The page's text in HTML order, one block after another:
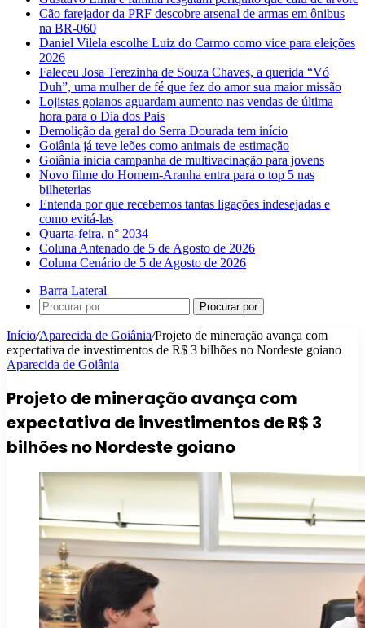
Cão farejador da PRF descobre arsenal de armas em ônibus
na BR-060
Daniel Vilela escolhe Luiz do Carmo como vice para eleições
2026
Faleceu Josa Terezinha de Souza Chaves, a querida “Vó
Duh”, uma mulher de fé que fez do amor sua maior missão
Lojistas goianos aguardam aumento nas vendas de última
hora para o Dia dos Pais
Demolição da geral do Serra Dourada tem início
Goiânia já teve leões como animais de estimação
Goiânia inicia campanha de multivacinação para jovens
Novo filme do Homem-Aranha entra para o top 5 nas
bilheterias
Entenda por que recebemos tantas ligações indesejadas e
como evitá-las
Quarta-feira, n° 2034
Coluna Antenado de 5 de Agosto de 2026
Coluna Cenário de 5 de Agosto de 2026
Barra Lateral
Procurar por
Início/Aparecida de Goiânia/Projeto de mineração avança com
expectativa de investimentos de R$ 3 bilhões no Nordeste goiano
Aparecida de Goiânia
Projeto de mineração avança com
expectativa de investimentos de R$ 3
bilhões no Nordeste goiano